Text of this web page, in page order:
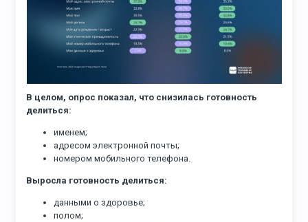
В целом, опрос показал, что снизилась готовность
делиться:
именем;
адресом электронной почты;
номером мобильного телефона.
Выросла готовность делиться:
данными о здоровье;
полом;